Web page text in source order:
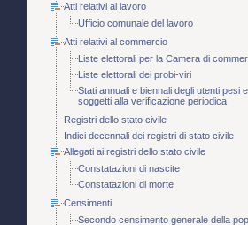
Atti relativi al lavoro
Ufficio comunale del lavoro
Atti relativi al commercio
Liste elettorali per la Camera di
Liste elettorali dei probi-viri
Stati annuali e biennali degli utenti pesi
soggetti alla verificazione periodica
Registri dello stato civile
Indici decennali dei registri di stato civile
Allegati ai registri dello stato civile
Constatazioni di nascite
Constatazioni di morte
Censimenti
Secondo censimento generale della